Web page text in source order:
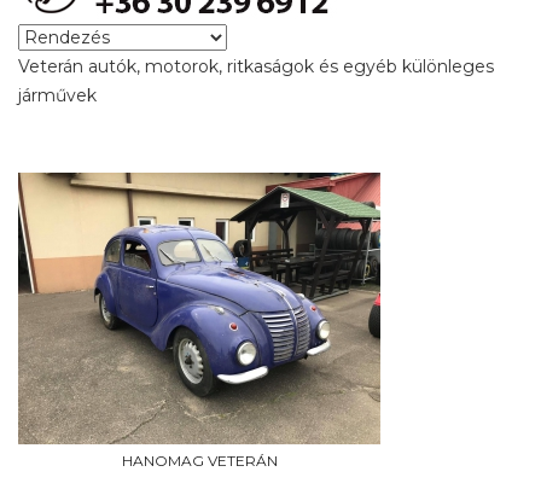
Veterán autók, motorok, ritkaságok és egyéb különleges
járművek
HANOMAG VETERÁN